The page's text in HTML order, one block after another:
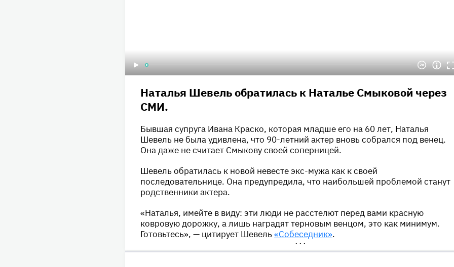
Наталья Шевель обратилась к Наталье Смыковой через
СМИ.
Бывшая супруга Ивана Краско, которая младше его на 60 лет, Наталья
Шевель не была удивлена, что 90-летний актер вновь собрался под венец.
Она даже не считает Смыкову своей соперницей.
Шевель обратилась к новой невесте экс-мужа как к своей
последовательнице. Она предупредила, что наибольшей проблемой станут
родственники актера.
«Наталья, имейте в виду: эти люди не расстелют перед вами красную
ковровую дорожку, а лишь наградят терновым венцом, это как минимум.
Готовьтесь», — цитирует Шевель«Собеседник».
•••